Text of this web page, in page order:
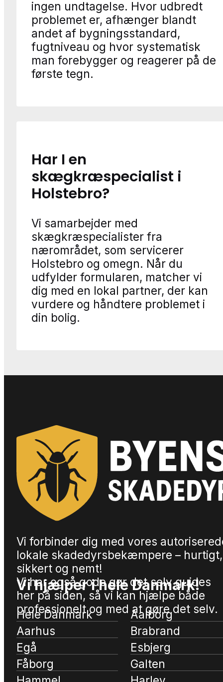
ingen undtagelse. Hvor udbredt
problemet er, afhænger blandt
andet af bygningsstandard,
fugtniveau og hvor systematisk
man forebygger og reagerer på de
første tegn.
Har I en
skægkræspecialist i
Holstebro?
Vi samarbejder med
skægkræspecialister fra
nærområdet, som servicerer
Holstebro og omegn. Når du
udfylder formularen, matcher vi
dig med en lokal partner, der kan
vurdere og håndtere problemet i
din bolig.
Vi forbinder dig med vores
lokale skadedyrsbekæmpere – hurtigt,
sikkert og nemt!
Vi har også gode gør det selv guides
her på siden, så vi kan hjælpe både
professionelt og med at gøre det selv.
Vi hjælper i hele Danmark!
Hele Danmark
Aalborg
Aarhus
Brabrand
Egå
Esbjerg
Fåborg
Galten